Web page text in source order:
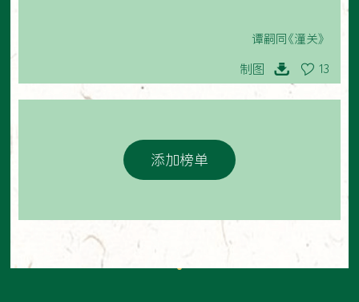
谭嗣同《潼关》
制图 13
添加榜单